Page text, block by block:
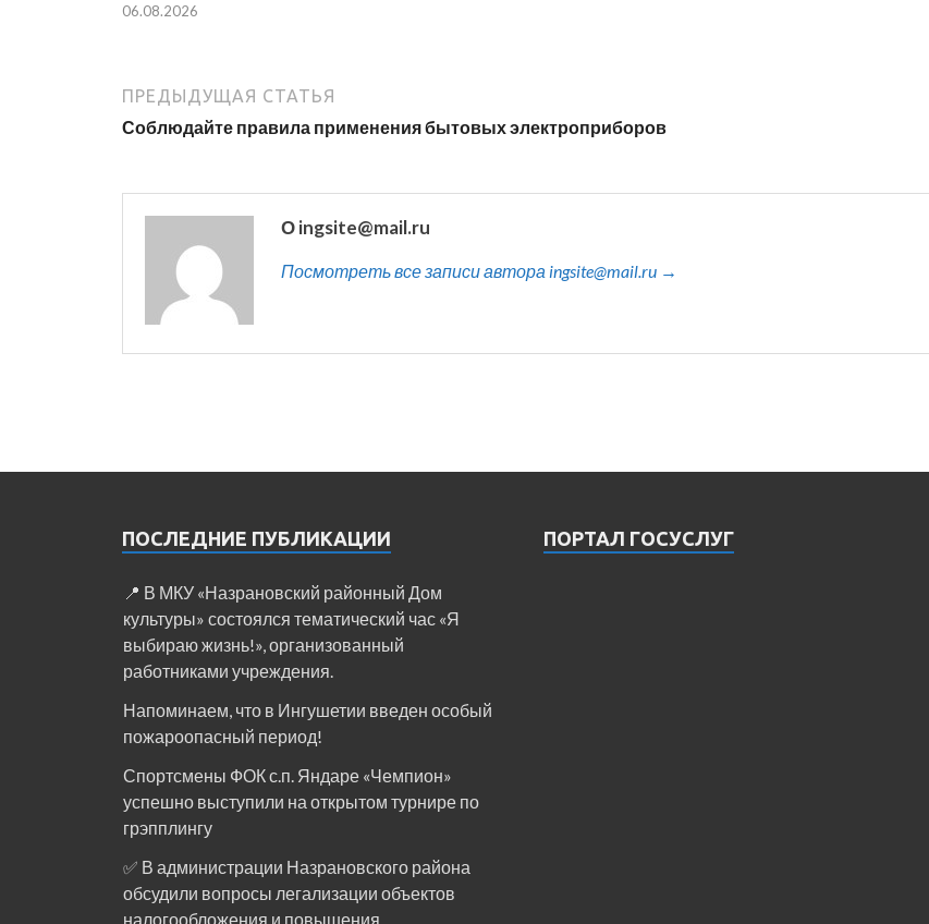
06.08.2026
ПРЕДЫДУЩАЯ СТАТЬЯ
Соблюдайте правила применения бытовых электроприборов
О ingsite@mail.ru
Посмотреть все записи автора ingsite@mail.ru →
ПОСЛЕДНИЕ ПУБЛИКАЦИИ
📍 В МКУ «Назрановский районный Дом
культуры» состоялся тематический час «Я
выбираю жизнь!», организованный
работниками учреждения.
Напоминаем, что в Ингушетии введен особый
пожароопасный период!⁣⁣⠀
Спортсмены ФОК с.п. Яндаре «Чемпион»
успешно выступили на открытом турнире по
грэпплингу
✅ В администрации Назрановского района
обсудили вопросы легализации объектов
налогообложения и повышения
ПОРТАЛ ГОСУСЛУГ